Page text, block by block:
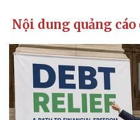
Thể thao
Bóng đá
Lịch thi đấu bóng đá